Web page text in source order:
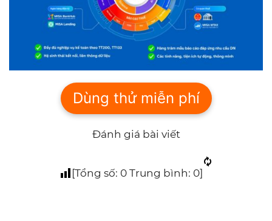
Dùng thử miễn phí
Đánh giá bài viết
[Tổng số: 0 Trung bình: 0]